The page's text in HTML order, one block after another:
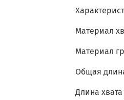
Материал
Материал
Общая
Длина